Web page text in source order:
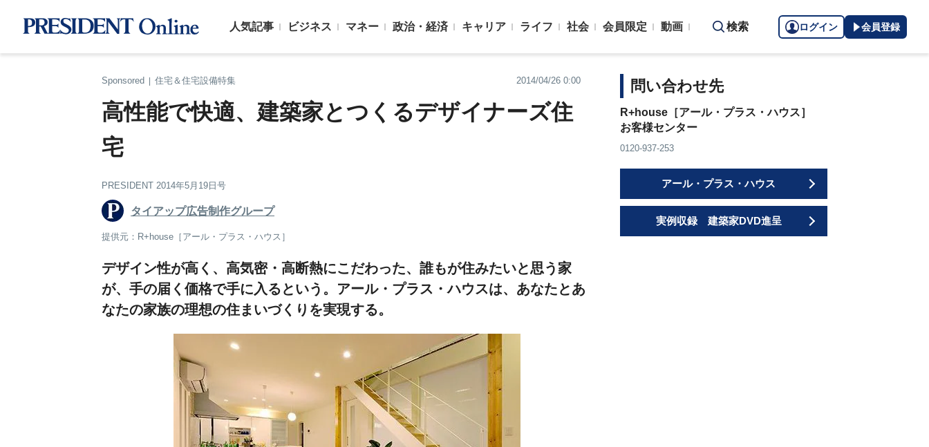
人気記事 ビジネス マネー 政治・経済 キャリア ライフ 社会 会員限定 動画 検索 ログイン 会員登録
Sponsored | 住宅＆住宅設備特集 2014/04/26 0:00
高性能で快適、建築家とつくるデザイナーズ住
宅
PRESIDENT 2014年5月19日号
タイアップ広告制作グループ
提供元：R+house［アール・プラス・ハウス］
デザイン性が高く、高気密・高断熱にこだわった、誰もが住みたいと思う家
が、手の届く価格で手に入るという。アール・プラス・ハウスは、あなたとあ
なたの家族の理想の住まいづくりを実現する。
問い合わせ先
R+house［アール・プラス・ハウス］
お客様センター
0120-937-253
アール・プラス・ハウス
実例収録 建築家DVD進呈